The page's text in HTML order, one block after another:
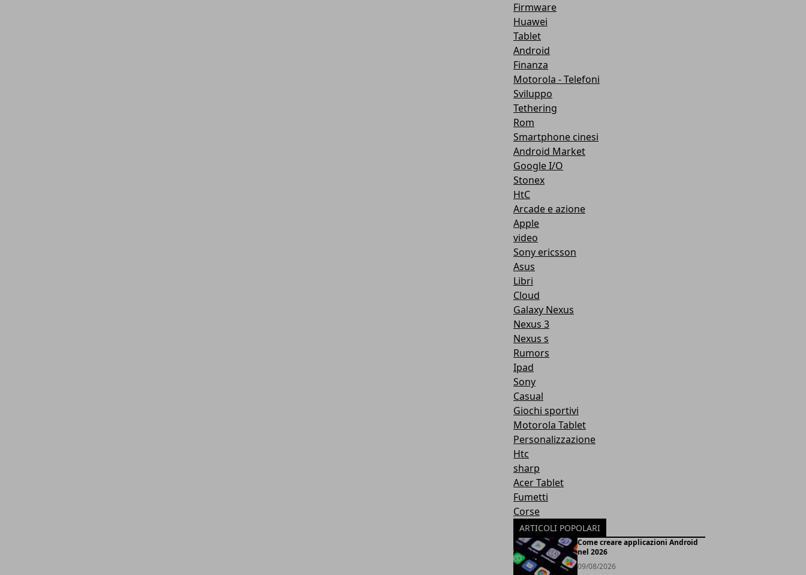
Firmware
Huawei
Tablet
Android
Finanza
Motorola - Telefoni
Sviluppo
Tethering
Rom
Smartphone cinesi
Android Market
Google I/O
Stonex
HtC
Arcade e azione
Apple
video
Sony ericsson
Asus
Libri
Cloud
Galaxy Nexus
Nexus 3
Nexus s
Rumors
Ipad
Sony
Casual
Giochi sportivi
Motorola Tablet
Personalizzazione
Htc
sharp
Acer Tablet
Fumetti
Corse
ARTICOLI POPOLARI
Come creare applicazioni Android
nel 2026
09/08/2026